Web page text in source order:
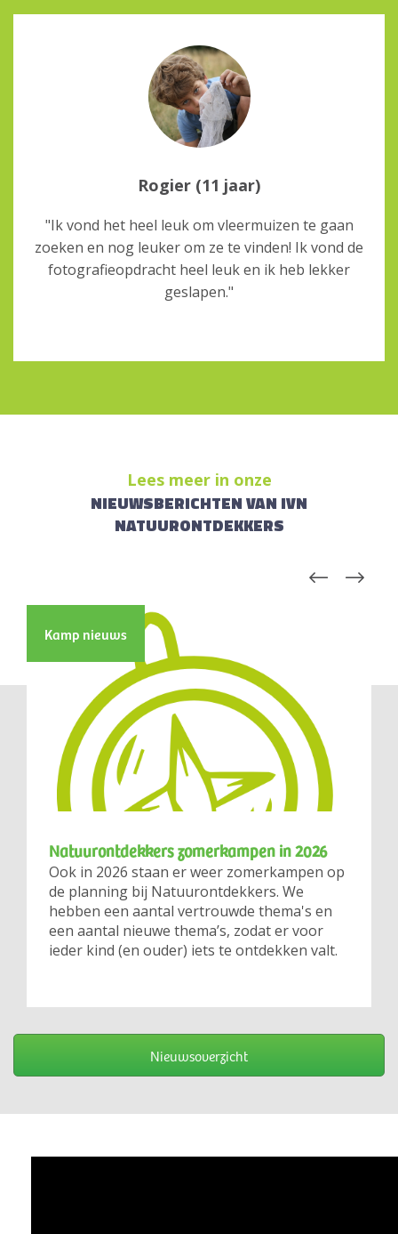
Rogier (11 jaar)
"Ik vond het heel leuk om vleermuizen te gaan
zoeken en nog leuker om ze te vinden! Ik vond de
fotografieopdracht heel leuk en ik heb lekker
geslapen."
Lees meer in onze
NIEUWSBERICHTEN VAN IVN
NATUURONTDEKKERS
Kamp nieuws
Natuurontdekkers zomerkampen in 2026
Ook in 2026 staan er weer zomerkampen op
de planning bij Natuurontdekkers. We
hebben een aantal vertrouwde thema's en
een aantal nieuwe thema’s, zodat er voor
ieder kind (en ouder) iets te ontdekken valt.
Nieuwsoverzicht